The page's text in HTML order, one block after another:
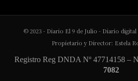
© 2023 - Diario El 9 de Julio - Diario digital
Propietario y Director: Estela
Registro Reg DNDA Nº 47714158 –
7082